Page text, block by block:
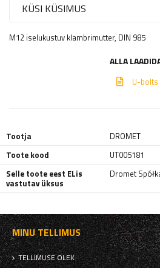
KÜSI KÜSIMUS
M12 iselukustuv klambrimutter, DIN 985
ALLA
U-bolts
Tootja
DROMET
Toote kood
UT005181
Selle toote eest ELis
vastutav üksus
Dromet
MINU TELLIMUS
TELLIMUSE OLEK